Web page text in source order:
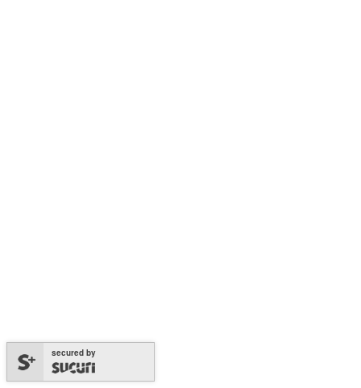
secured by